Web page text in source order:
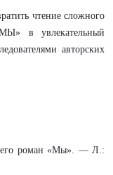
чтение сложного
в увлекательный
авторских
его роман «Мы». — Л.: